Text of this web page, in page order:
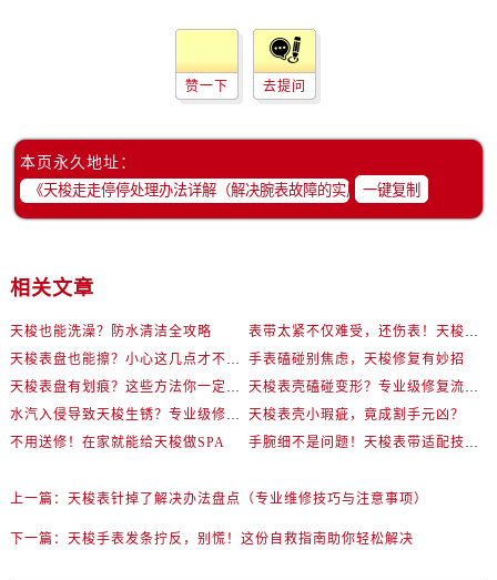
赞一下 去提问
本页永久地址：
一键复制
相关文章
天梭也能洗澡？防水清洁全攻略
表带太紧不仅难受，还伤表！天梭佩戴优化技巧
天梭表盘也能擦？小心这几点才不伤机芯
手表磕碰别焦虑，天梭修复有妙招
天梭表盘有划痕？这些方法你一定要试试！
天梭表壳磕碰变形？专业级修复流程大公开
水汽入侵导致天梭生锈？专业级修复思路大公开
天梭表壳小瑕疵，竟成割手元凶？
不用送修！在家就能给天梭做SPA
手腕细不是问题！天梭表带适配技巧一次讲透
上一篇： 天梭表针掉了解决办法盘点（专业维修技巧与注意事项）
下一篇： 天梭手表发条拧反，别慌！这份自救指南助你轻松解决